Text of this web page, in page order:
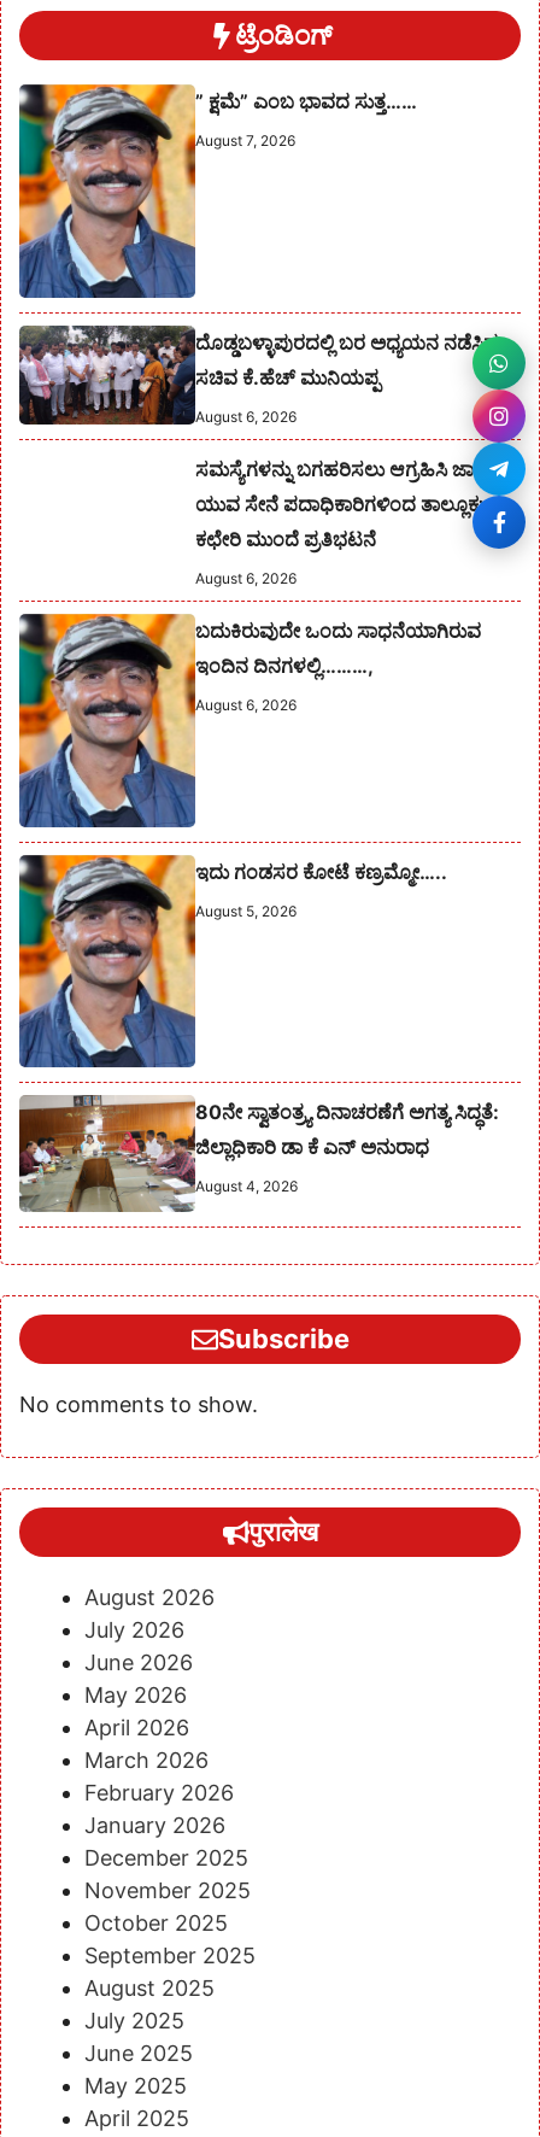
ಟ್ರೆಂಡಿಂಗ್
” ಕ್ಷಮೆ” ಎಂಬ ಭಾವದ ಸುತ್ತ……
August 7, 2026
ದೊಡ್ಡಬಳ್ಳಾಪುರದಲ್ಲಿ ಬರ ಅಧ್ಯಯನ ನಡೆಸಿದ
ಸಚಿವ ಕೆ.ಹೆಚ್ ಮುನಿಯಪ್ಪ
August 6, 2026
ಸಮಸ್ಯೆಗಳನ್ನು ಬಗಹರಿಸಲು ಆಗ್ರಹಿಸಿ ಜಾಂಭವ
ಯುವ ಸೇನೆ ಪದಾಧಿಕಾರಿಗಳಿಂದ ತಾಲ್ಲೂಕು
ಕಛೇರಿ ಮುಂದೆ ಪ್ರತಿಭಟನೆ
August 6, 2026
ಬದುಕಿರುವುದೇ ಒಂದು ಸಾಧನೆಯಾಗಿರುವ
ಇಂದಿನ ದಿನಗಳಲ್ಲಿ………,
August 6, 2026
ಇದು ಗಂಡಸರ ಕೋಟೆ ಕಣ್ರಮ್ಮೋ…..
August 5, 2026
80ನೇ ಸ್ವಾತಂತ್ರ್ಯ ದಿನಾಚರಣೆಗೆ ಅಗತ್ಯ ಸಿದ್ಧತೆ:
ಜಿಲ್ಲಾಧಿಕಾರಿ ಡಾ ಕೆ ಎನ್ ಅನುರಾಧ
August 4, 2026
Subscribe
No comments to show.
पुरालेख
August 2026
July 2026
June 2026
May 2026
April 2026
March 2026
February 2026
January 2026
December 2025
November 2025
October 2025
September 2025
August 2025
July 2025
June 2025
May 2025
April 2025